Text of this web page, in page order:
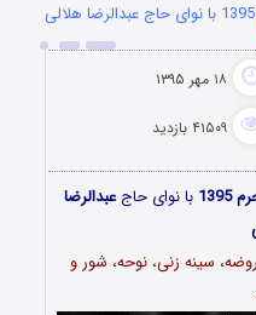
۱۸ مهر ۱۳۹۵
۴۱۵۰۹ بازدید
با نوای حاجعبدالرضا
با لینک مستقیم شامل فایل MP3 روضه، سینه زنی، نوحه، شور و